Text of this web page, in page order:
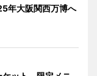
年大阪関西万博へ